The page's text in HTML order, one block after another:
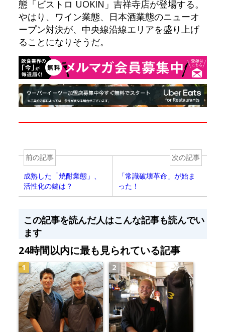
態「ビストロ UOKIN」吉祥寺店が登場する。
やはり、ワイン業態、日本酒業態のニューオ
ープン対決が、中央線沿線エリアを盛り上げ
ることになりそうだ。
前の記事
成熟した「焼酎業態」、
活性化の鍵は？
次の記事
「常識破壊革命」が始ま
った！
この記事を読んだ人はこんな記事も読んでい
ます
24時間以内に最も見られている記事